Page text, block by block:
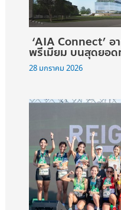
‘AIA Connect’ อ
พรีเมียม บนสุดยอด
28 มกราคม 2026